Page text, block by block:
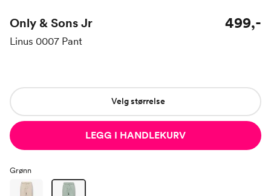
Only & Sons Jr
Linus 0007 Pant
499,-
Velg størrelse
LEGG I HANDLEKURV
Grønn